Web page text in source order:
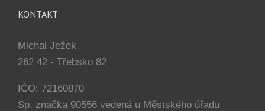
KONTAKT
Michal Ježek
262 42 - Třebsko 82
IČO: 72160870
Sp. značka 90556 vedená u Městského úřadu